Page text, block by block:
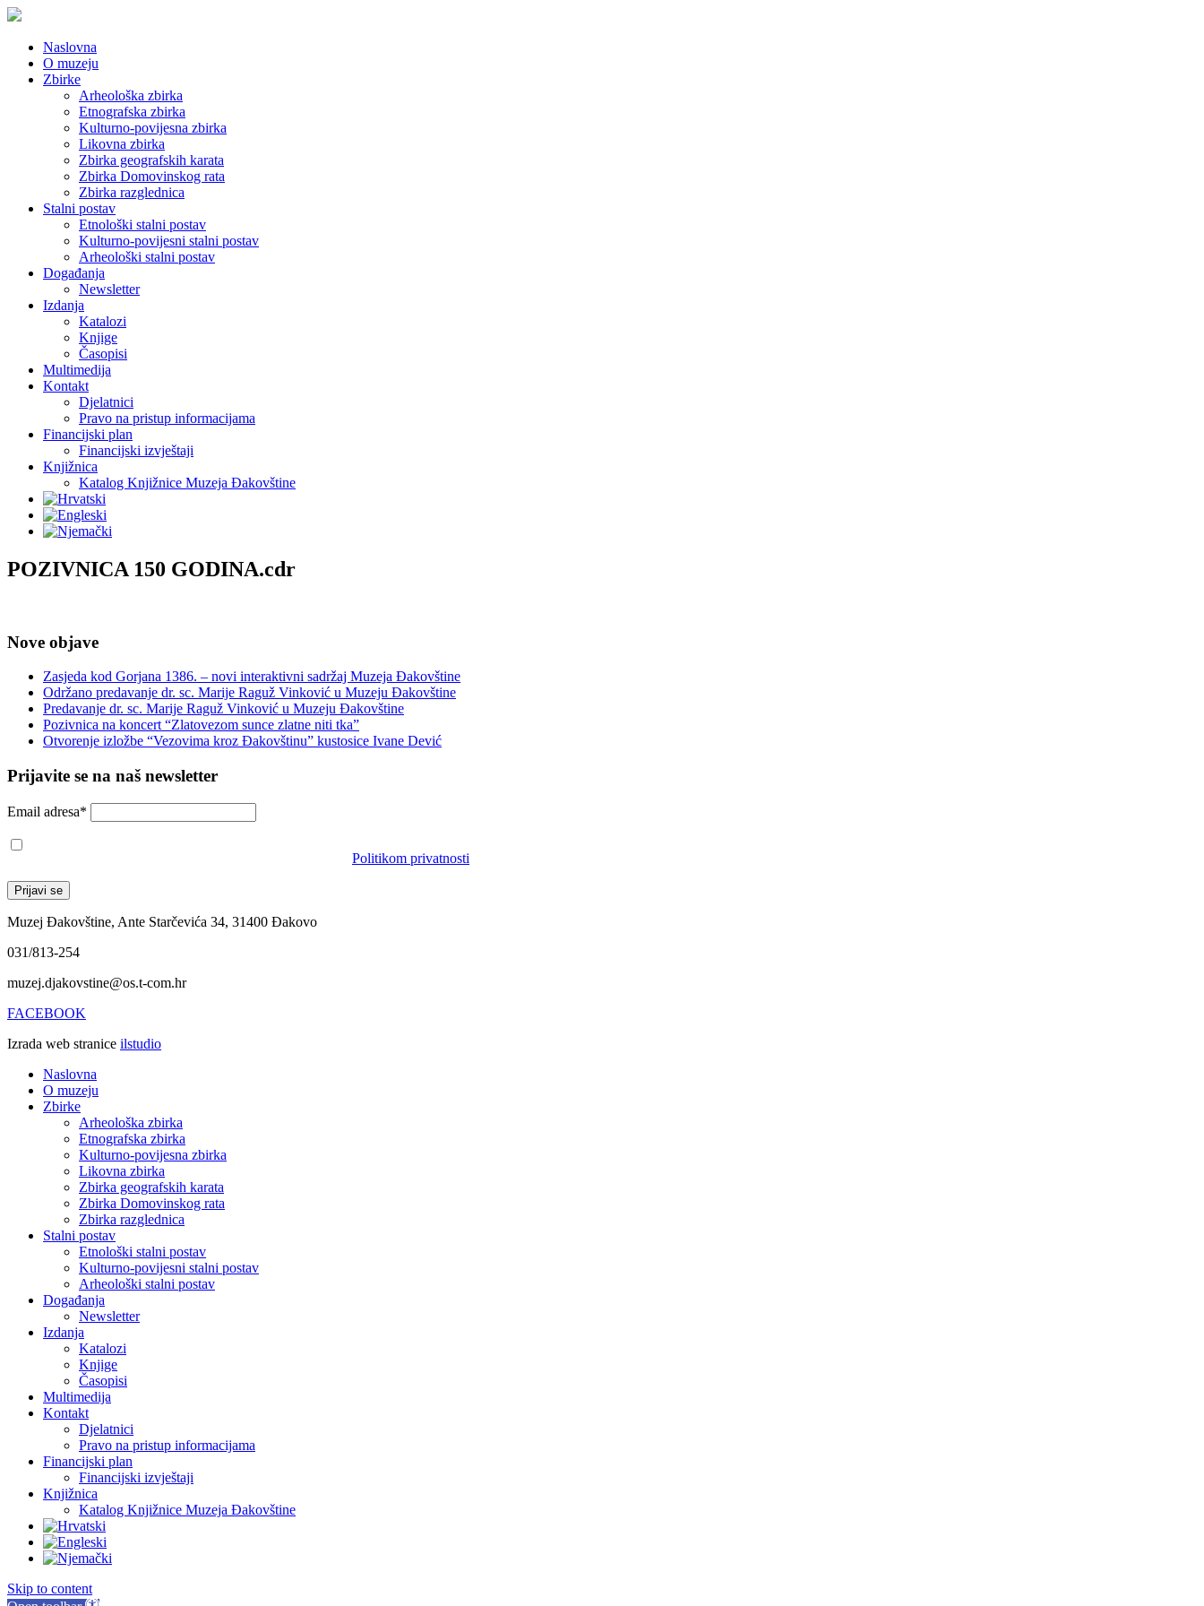
Naslovna
O muzeju
Zbirke
Arheološka zbirka
Etnografska zbirka
Kulturno-povijesna zbirka
Likovna zbirka
Zbirka geografskih karata
Zbirka Domovinskog rata
Zbirka razglednica
Stalni postav
Etnološki stalni postav
Kulturno-povijesni stalni postav
Arheološki stalni postav
Događanja
Newsletter
Izdanja
Katalozi
Knjige
Časopisi
Multimedija
Kontakt
Djelatnici
Pravo na pristup informacijama
Financijski plan
Financijski izvještaji
Knjižnica
Katalog Knjižnice Muzeja Đakovštine
POZIVNICA 150 GODINA.cdr
Nove objave
Zasjeda kod Gorjana 1386. – novi interaktivni sadržaj Muzeja Đakovštine
Održano predavanje dr. sc. Marije Raguž Vinković u Muzeju Đakovštine
Predavanje dr. sc. Marije Raguž Vinković u Muzeju Đakovštine
Pozivnica na koncert “Zlatovezom sunce zlatne niti tka”
Otvorenje izložbe “Vezovima kroz Đakovštinu” kustosice Ivane Dević
Prijavite se na naš newsletter
Email adresa*
Politikom privatnosti
Muzej Đakovštine, Ante Starčevića 34, 31400 Đakovo
031/813-254
muzej.djakovstine@os.t-com.hr
FACEBOOK
Izrada web stranice ilstudio
Naslovna
O muzeju
Zbirke
Arheološka zbirka
Etnografska zbirka
Kulturno-povijesna zbirka
Likovna zbirka
Zbirka geografskih karata
Zbirka Domovinskog rata
Zbirka razglednica
Stalni postav
Etnološki stalni postav
Kulturno-povijesni stalni postav
Arheološki stalni postav
Događanja
Newsletter
Izdanja
Katalozi
Knjige
Časopisi
Multimedija
Kontakt
Djelatnici
Pravo na pristup informacijama
Financijski plan
Financijski izvještaji
Knjižnica
Katalog Knjižnice Muzeja Đakovštine
Skip to content